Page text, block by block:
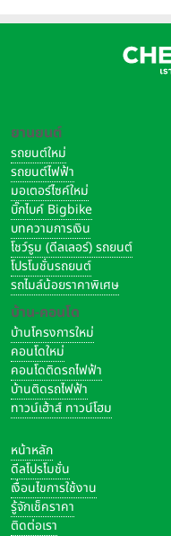
ยานยนต์
รถยนต์ใหม่
รถยนต์ไฟฟ้า
มอเตอร์ไซค์ใหม่
บิ๊กไบค์ Bigbike
บทความการเงิน
โชว์รูม (ดีลเลอร์) รถยนต์
โปรโมชั่นรถยนต์
รถไมล์น้อยราคาพิเศษ
บ้าน-คอนโด
บ้านโครงการใหม่
คอนโดใหม่
คอนโดติดรถไฟฟ้า
บ้านติดรถไฟฟ้า
ทาวน์เฮ้าส์ ทาวน์โฮม
หน้าหลัก
ดีลโปรโมชั่น
เงื่อนไขการใช้งาน
รู้จักเช็คราคา
ติดต่อเรา